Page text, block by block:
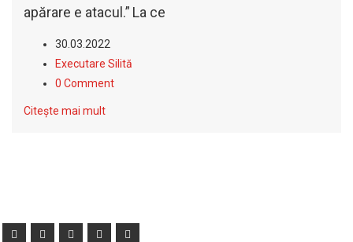
apărare e atacul.” La ce
30.03.2022
Executare Silită
0 Comment
Citește mai mult